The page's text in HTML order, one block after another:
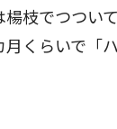
楊枝でつつい
月くらいで「